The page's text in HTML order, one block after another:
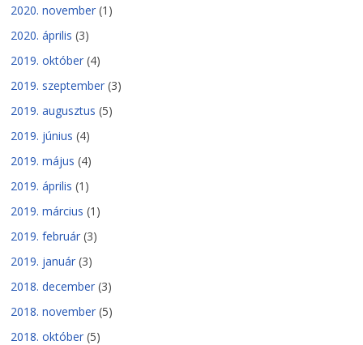
2020. november (1)
2020. április (3)
2019. október (4)
2019. szeptember (3)
2019. augusztus (5)
2019. június (4)
2019. május (4)
2019. április (1)
2019. március (1)
2019. február (3)
2019. január (3)
2018. december (3)
2018. november (5)
2018. október (5)